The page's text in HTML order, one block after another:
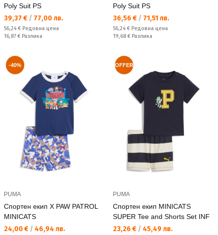
Poly Suit PS
Текуща цена:
39,37 € / 77,00 лв.
Редовна цена:
56,24 € Редовна цена
Спестявате:
16,87 € Разлика
Poly Suit PS
Текуща цена:
36,56 € / 71,51 лв.
Редовна цена:
56,24 € Редовна цена
Спестявате:
19,68 € Разлика
-40%
PUMA
Спортен екип X PAW PATROL
MINICATS
Текуща цена:
24,00 € / 46,94 лв.
OFFER
PUMA
Спортен екип MINICATS
SUPER Tee and Shorts Set INF
Текуща цена:
23,26 € / 45,49 лв.